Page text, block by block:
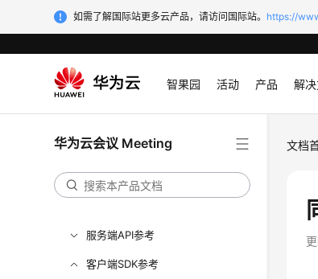
如需了解国际站更多云产品，请访问国际站。 https://
智果园 活动 产品 解
华为云会议 Meeting
快速入门
视频会议用户指南
网络研讨会用户指南
智能会议室用户指南
开发与集成
服务端API参考
客户端SDK参考
文档